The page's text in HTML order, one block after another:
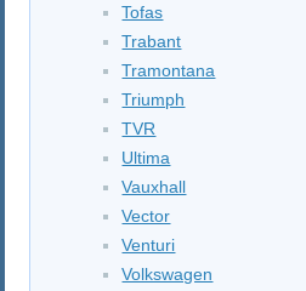
Tofas
Trabant
Tramontana
Triumph
TVR
Ultima
Vauxhall
Vector
Venturi
Volkswagen